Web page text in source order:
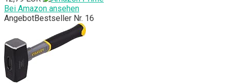
Bei Amazon ansehen
AngebotBestseller Nr. 16